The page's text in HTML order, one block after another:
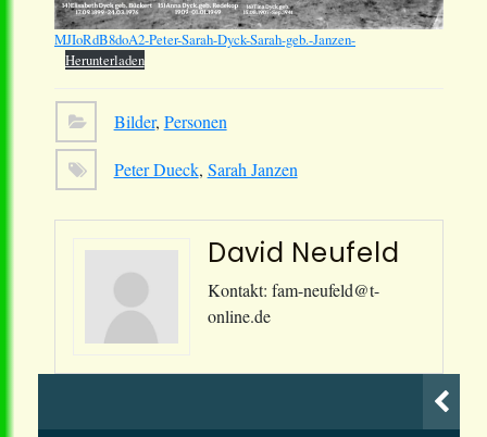
MJIoRdB8doA2-Peter-Sarah-Dyck-Sarah-geb.-Janzen-
Herunterladen
Bilder, Personen
Peter Dueck, Sarah Janzen
David Neufeld
Kontakt: fam-neufeld@t-
online.de